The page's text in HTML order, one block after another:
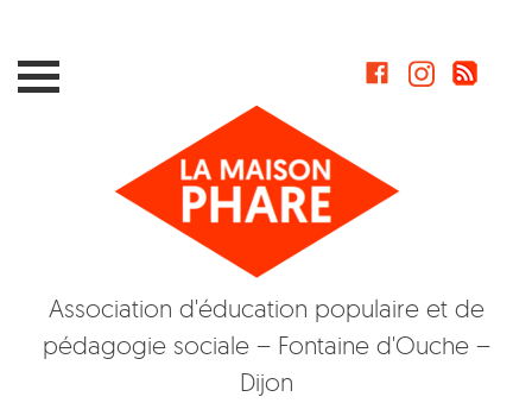
Association d'éducation populaire et de
pédagogie sociale – Fontaine d'Ouche –
Dijon